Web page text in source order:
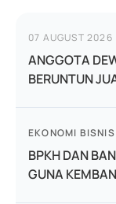
07 AUGUST 2026
ANGGOTA
BERUNTUN
EKONOMI BISNIS
BPKH DAN
GUNA